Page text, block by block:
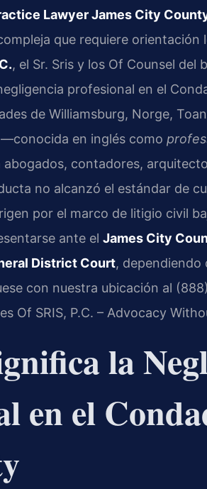
Lawyer James City
que requiere orientación
, el Sr. Sris y los Of Counsel del
profesional en el
de Williamsburg, Norge,
en inglés como
contadores,
no alcanzó el estándar de
por el marco de litigio civil
ante el James City
District Court, dependiendo
con nuestra ubicación al
Of SRIS, P.C. – Advocacy
la
en el